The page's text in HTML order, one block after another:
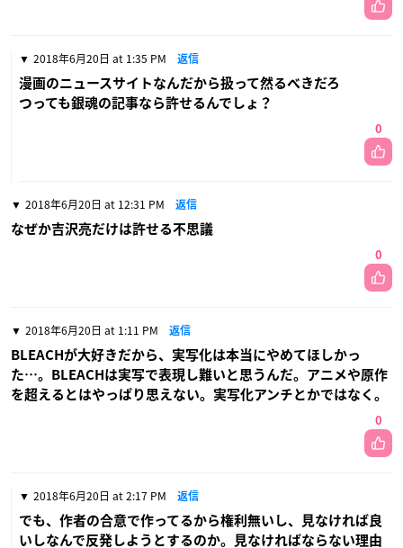
2018年6月20日 at 1:35 PM 返信
漫画のニュースサイトなんだから扱って然るべきだろ
つっても銀魂の記事なら許せるんでしょ？
0
2018年6月20日 at 12:31 PM 返信
なぜか吉沢亮だけは許せる不思議
0
2018年6月20日 at 1:11 PM 返信
BLEACHが大好きだから、実写化は本当にやめてほしかっ
た…。BLEACHは実写で表現し難いと思うんだ。アニメや原作
を超えるとはやっぱり思えない。実写化アンチとかではなく。
0
2018年6月20日 at 2:17 PM 返信
でも、作者の合意で作ってるから権利無いし、見なければ良
いしなんで反発しようとするのか。見なければならない理由